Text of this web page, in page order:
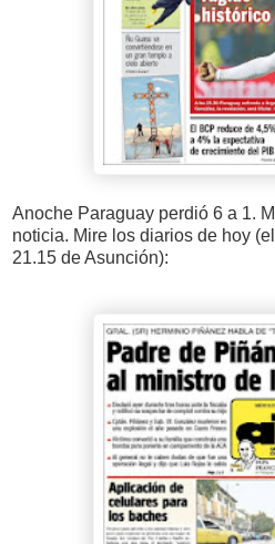
Anoche Paraguay perdió 6 a 1.
noticia. Mire los diarios de hoy
21.15 de Asunción):